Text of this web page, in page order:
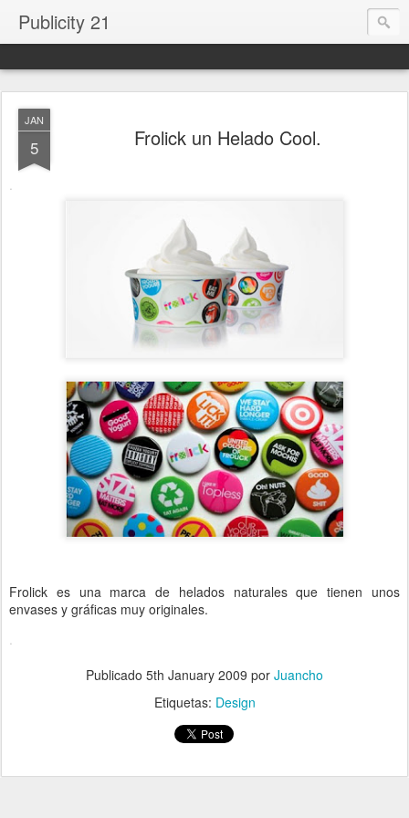
Publicity 21
JAN
5 Frolick un Helado Cool.
.
Frolick es una marca de helados naturales que tienen unos
envases y gráficas muy originales.
.
Publicado 5th January 2009 por Juancho
Etiquetas: Design